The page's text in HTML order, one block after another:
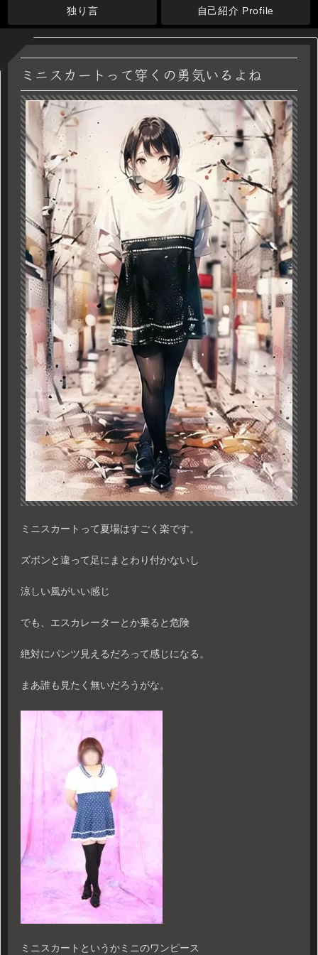
独り言 自己紹介 Profile
ミニスカートって穿くの勇気いるよね
ミニスカートって夏場はすごく楽です。
ズボンと違って足にまとわり付かないし
涼しい風がいい感じ
でも、エスカレーターとか乗ると危険
絶対にパンツ見えるだろって感じになる。
まあ誰も見たく無いだろうがな。
ミニスカートというかミニのワンピース